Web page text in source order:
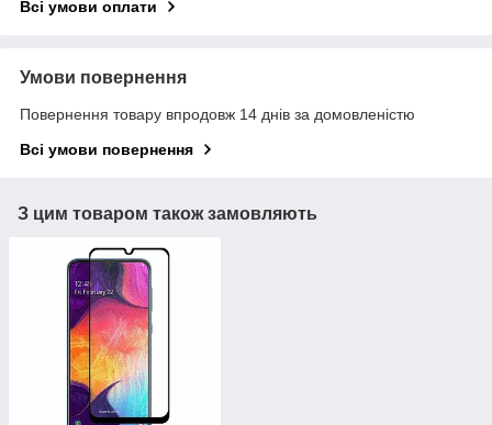
Всі умови оплати
Умови повернення
Повернення товару впродовж 14 днів за домовленістю
Всі умови повернення
З цим товаром також замовляють